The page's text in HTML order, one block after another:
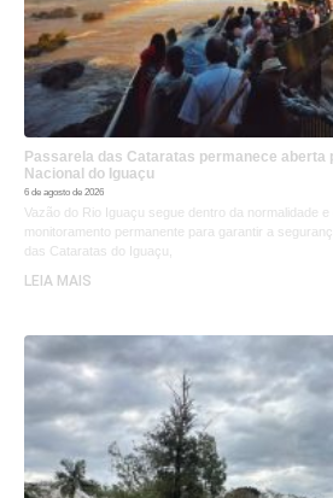
Passarela das Cataratas permanece aberta
Nacional do Iguaçu
6 de agosto de 2026
Vazão do Rio Iguaçu segue dentro da normalidade e
monitoramento permanente para garantir a
das Cataratas do Iguaçu,
LEIA MAIS